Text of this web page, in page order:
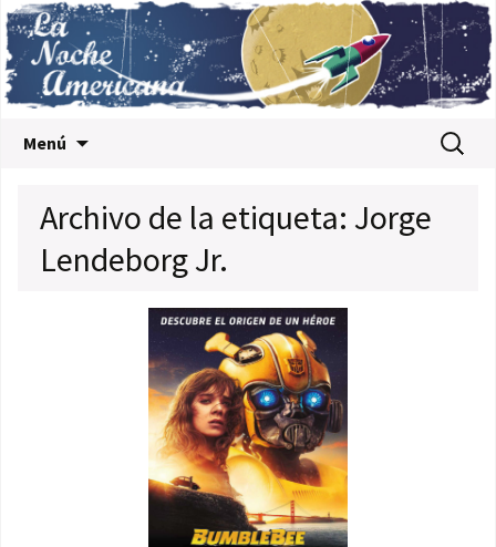
Menú Buscar:
Archivo de la etiqueta: Jorge
Lendeborg Jr.